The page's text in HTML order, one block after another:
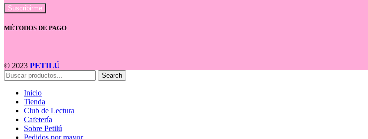
MÉTODOS DE PAGO
© 2023 PETILÚ
Search
Inicio
Tienda
Club de Lectura
Cafetería
Sobre Petilú
Pedidos por mayor